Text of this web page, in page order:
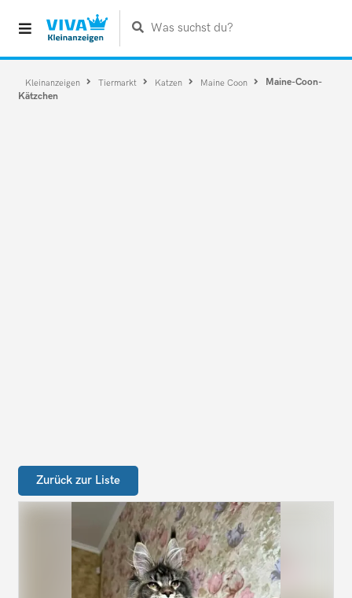
Was suchst du?
Kleinanzeigen Tiermarkt Katzen Maine Coon
Maine-Coon-
Kätzchen
Zurück zur Liste